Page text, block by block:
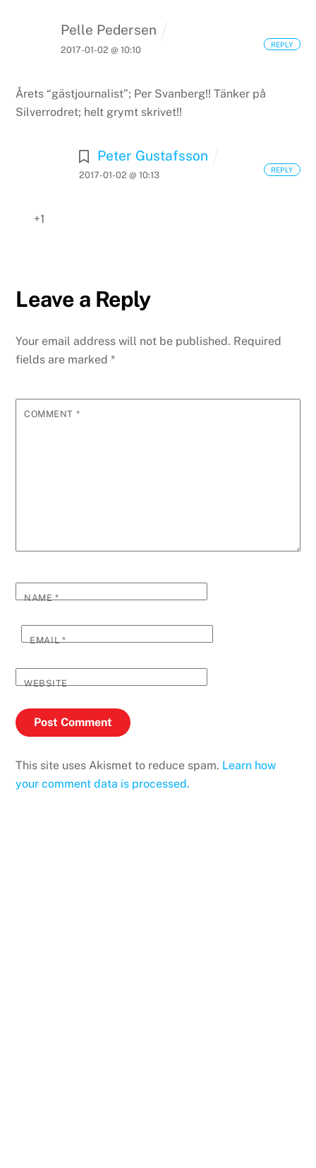
Pelle Pedersen
2017-01-02 @ 10:10
Årets “gästjournalist”; Per Svanberg!! Tänker på
Silverrodret; helt grymt skrivet!!
REPLY
Peter Gustafsson
2017-01-02 @ 10:13
+1
REPLY
Leave a Reply
Your email address will not be published. Required
fields are marked*
COMMENT *
NAME*
EMAIL*
WEBSITE
This site uses Akismet to reduce spam. Learn how
your comment data is processed.